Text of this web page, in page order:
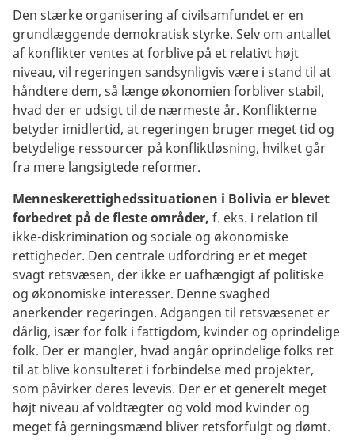
Den stærke organisering af civilsamfundet er en
grundlæggende demokratisk styrke. Selv om antallet
af konflikter ventes at forblive på et relativt højt
niveau, vil regeringen sandsynligvis være i stand til at
håndtere dem, så længe økonomien forbliver stabil,
hvad der er udsigt til de nærmeste år. Konflikterne
betyder imidlertid, at regeringen bruger meget tid og
betydelige ressourcer på konfliktløsning, hvilket går
fra mere langsigtede reformer.
Menneskerettighedssituationen i Bolivia er blevet
forbedret på de fleste områder, f. eks. i relation til
ikke-diskrimination og sociale og økonomiske
rettigheder. Den centrale udfordring er et meget
svagt retsvæsen, der ikke er uafhængigt af politiske
og økonomiske interesser. Denne svaghed
anerkender regeringen. Adgangen til retsvæsenet er
dårlig, især for folk i fattigdom, kvinder og oprindelige
folk. Der er mangler, hvad angår oprindelige folks ret
til at blive konsulteret i forbindelse med projekter,
som påvirker deres levevis. Der er et generelt meget
højt niveau af voldtægter og vold mod kvinder og
meget få gerningsmænd bliver retsforfulgt og dømt.